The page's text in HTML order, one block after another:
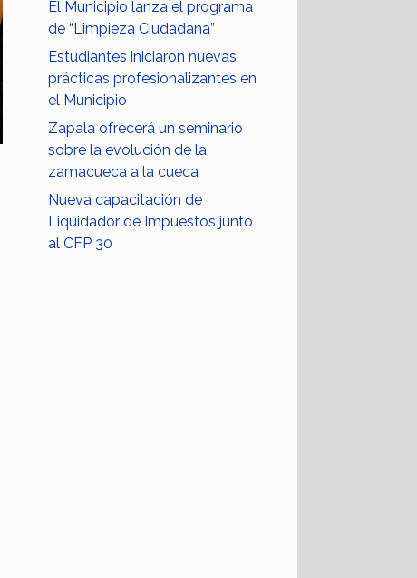
El Municipio lanza el programa
de “Limpieza Ciudadana”
Estudiantes iniciaron nuevas
prácticas profesionalizantes en
el Municipio
Zapala ofrecerá un seminario
sobre la evolución de la
zamacueca a la cueca
Nueva capacitación de
Liquidador de Impuestos junto
al CFP 30